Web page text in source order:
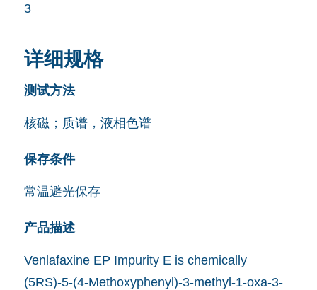
3
详细规格
测试方法
核磁；质谱，液相色谱
保存条件
常温避光保存
产品描述
Venlafaxine EP Impurity E is chemically
(5RS)-5-(4-Methoxyphenyl)-3-methyl-1-oxa-3-